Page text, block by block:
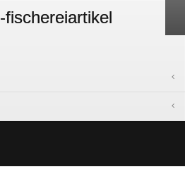
-fischereiartikel